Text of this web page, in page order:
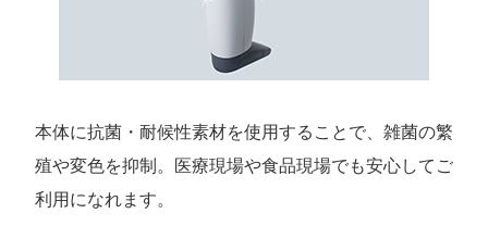
本体に抗菌・耐候性素材を使用することで、雑菌の繁
殖や変色を抑制。医療現場や食品現場でも安心してご
利用になれます。